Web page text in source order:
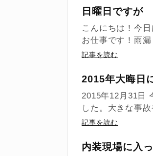
日曜日ですが
こんにちは！今
お仕事です！雨
記事を読む
2015年大晦日
2015年12月31日
した。大きな事
記事を読む
内装現場に入